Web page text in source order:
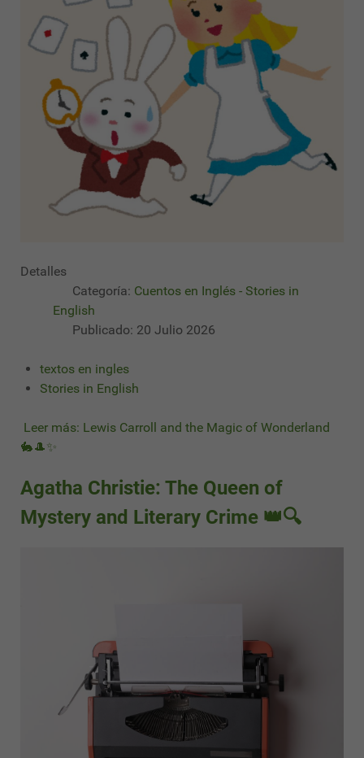
Detalles
Categoría: Cuentos en Inglés - Stories in
English
Publicado: 20 Julio 2026
textos en ingles
Stories in English
Leer más: Lewis Carroll and the Magic of Wonderland
🐇🎩✨
Agatha Christie: The Queen of
Mystery and Literary Crime 👑🔍